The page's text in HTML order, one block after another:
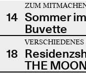
14
ZUM
Sommer
Buvette
18
VERSCHIEDENES
THE MOON